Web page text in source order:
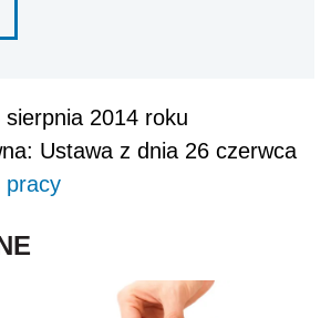
2014 roku
Ustawa z dnia 26 czerwca
pracy